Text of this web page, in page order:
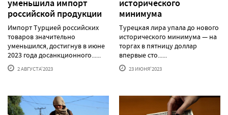
уменьшила импорт
российской продукции
Импорт Турцией российских
товаров значительно
уменьшился, достигнув в июне
2023 года досанкционного......
2 АВГУСТА'2023
исторического
минимума
Турецкая лира упала до нового
исторического минимума — на
торгах в пятницу доллар
впервые сто......
23 ИЮНЯ'2023